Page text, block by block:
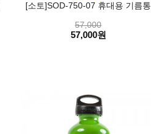
[소토]SOD-750-07 휴대용 기름통
57,000
57,000원